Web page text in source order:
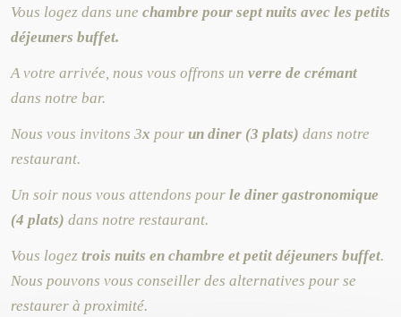
Vous logez dans une chambre pour sept nuits avec les petits
déjeuners buffet.
A votre arrivée, nous vous offrons un verre de crémant
dans notre bar.
Nous vous invitons 3x pour un diner (3 plats) dans notre
restaurant.
Un soir nous vous attendons pour le diner gastronomique
(4 plats) dans notre restaurant.
Vous logez trois nuits en chambre et petit déjeuners buffet.
Nous pouvons vous conseiller des alternatives pour se
restaurer à proximité.